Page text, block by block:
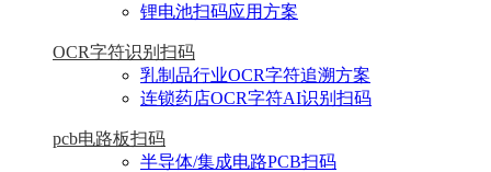
锂电池扫码应用方案
OCR字符识别扫码
乳制品行业OCR字符追溯方案
连锁药店OCR字符AI识别扫码
pcb电路板扫码
半导体/集成电路PCB扫码